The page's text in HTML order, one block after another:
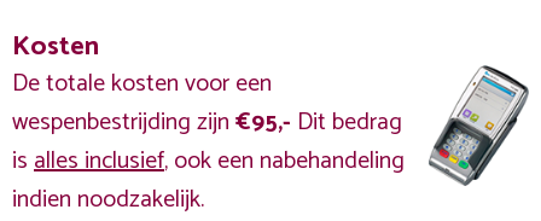
Kosten
De totale kosten voor een
wespenbestrijding zijn€95,- Dit bedrag
isalles inclusief, ook een nabehandeling
indien noodzakelijk.